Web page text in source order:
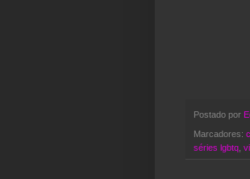
Postado por
Marcadores:
séries lgbtq